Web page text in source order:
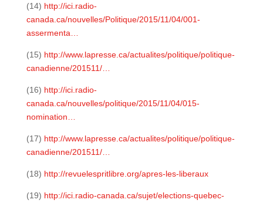
(14) http://ici.radio-
canada.ca/nouvelles/Politique/2015/11/04/001-
assermenta…
(15) http://www.lapresse.ca/actualites/politique/politique-
canadienne/201511/…
(16) http://ici.radio-
canada.ca/nouvelles/politique/2015/11/04/015-
nomination…
(17) http://www.lapresse.ca/actualites/politique/politique-
canadienne/201511/…
(18) http://revuelespritlibre.org/apres-les-liberaux
(19) http://ici.radio-canada.ca/sujet/elections-quebec-